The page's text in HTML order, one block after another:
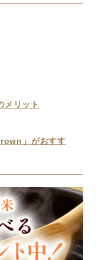
メリット
」がおすす